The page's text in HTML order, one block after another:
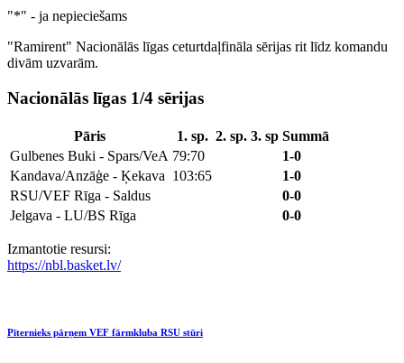
"*" - ja nepieciešams
"Ramirent" Nacionālās līgas ceturtdaļfināla sērijas rit līdz komandu
divām uzvarām.
Nacionālās līgas 1/4 sērijas
Pāris 1. sp. 2. sp. 3. sp Summā
Gulbenes Buki - Spars/VeA 79:70
1-0
Kandava/Anzāģe - Ķekava 103:65
1-0
RSU/VEF Rīga - Saldus
0-0
Jelgava - LU/BS Rīga
0-0
Izmantotie resursi:
https://nbl.basket.lv/
Pīternieks pārņem VEF fārmkluba RSU stūri